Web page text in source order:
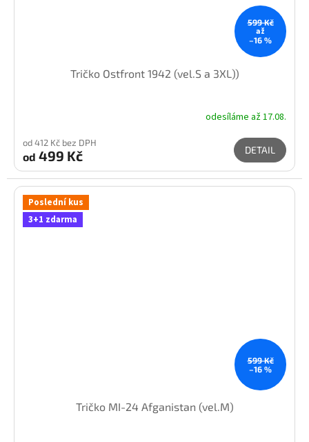
599 Kč
až
–16 %
Tričko Ostfront 1942 (vel.S a 3XL))
odesíláme až 17.08.
od 412 Kč bez DPH
od 499 Kč DETAIL
Poslední kus
3+1 zdarma
599 Kč
–16 %
Tričko MI-24 Afganistan (vel.M)